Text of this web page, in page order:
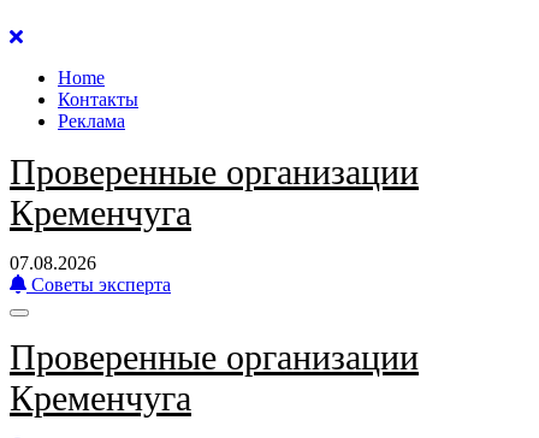
Перейти
содержанию
Home
Контакты
Реклама
Проверенные организации
Кременчуга
07.08.2026
Советы эксперта
Проверенные организации
Кременчуга